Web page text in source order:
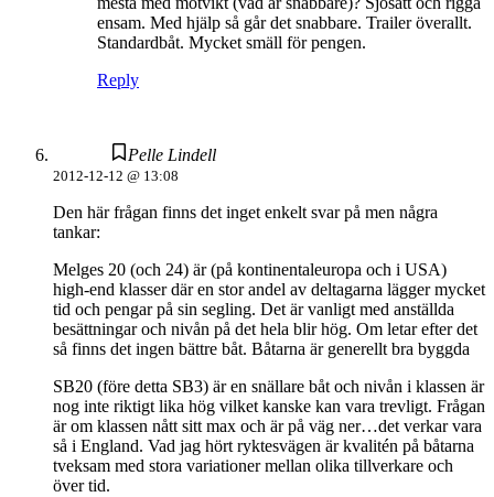
ensam. Med hjälp så går det snabbare. Trailer överallt.
Standardbåt. Mycket smäll för pengen.
Reply
Pelle Lindell
2012-12-12 @ 13:08
Den här frågan finns det inget enkelt svar på men några
tankar:
Melges 20 (och 24) är (på kontinentaleuropa och i USA)
high-end klasser där en stor andel av deltagarna lägger mycket
tid och pengar på sin segling. Det är vanligt med anställda
besättningar och nivån på det hela blir hög. Om letar efter det
så finns det ingen bättre båt. Båtarna är generellt bra byggda
SB20 (före detta SB3) är en snällare båt och nivån i klassen är
nog inte riktigt lika hög vilket kanske kan vara trevligt. Frågan
är om klassen nått sitt max och är på väg ner…det verkar vara
så i England. Vad jag hört ryktesvägen är kvalitén på båtarna
tveksam med stora variationer mellan olika tillverkare och
över tid.